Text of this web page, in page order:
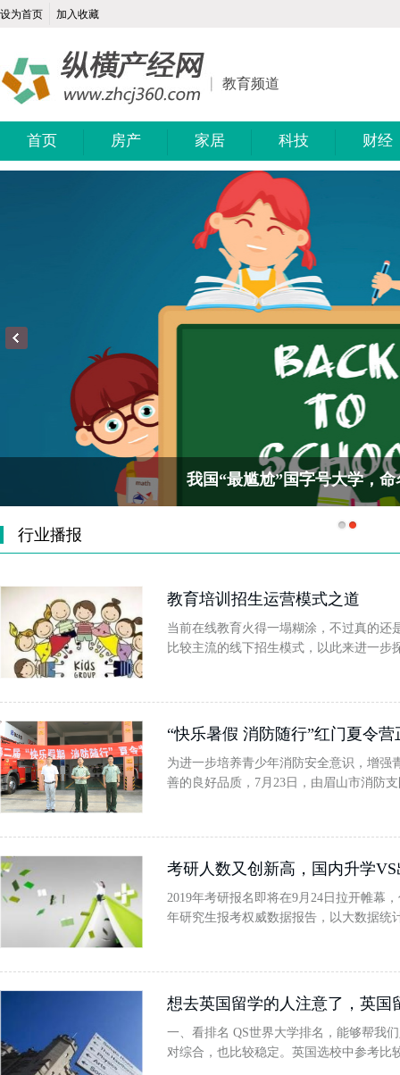
设为首页 加入收藏
教育频道
首页 房产 家居 科技 财经
我国“最尴尬”国字号大学，
行业播报
教育培训招生运营模式之道
当前在线教育火得一塌糊涂，不过真的还
比较主流的线下招生模式，以此来进一步
“快乐暑假 消防随行”红门夏令营
为进一步培养青少年消防安全意识，增强
善的良好品质，7月23日，由眉山市消防
考研人数又创新高，国内升学
2019年考研报名即将在9月24日拉开帷幕
年研究生报考权威数据报告，以大数据统
想去英国留学的人注意了，英国
一、看排名 QS世界大学排名，能够帮我
对综合，也比较稳定。英国选校中参考比